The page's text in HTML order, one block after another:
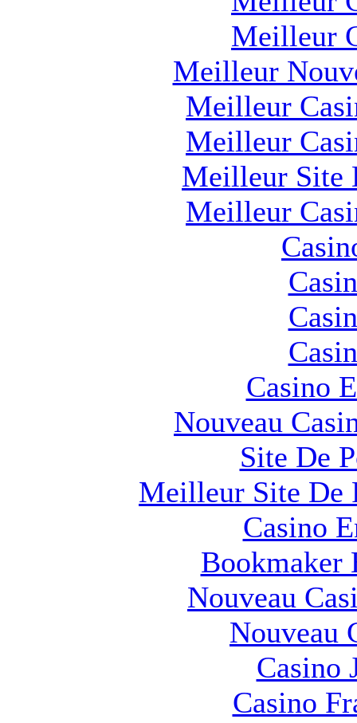
Meilleur
Meilleur
Meilleur
Meilleur
Meilleur Site
Meilleur
Casino
Nouveau
Site De
Meilleur Site De
Casino
Bookmaker
Nouveau
Nouveau
Casino
Casino